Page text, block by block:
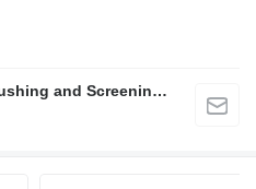
FABO Mobile & Stationary Crushing and Screening Plants | Concrete Batching Plants Manufacturer